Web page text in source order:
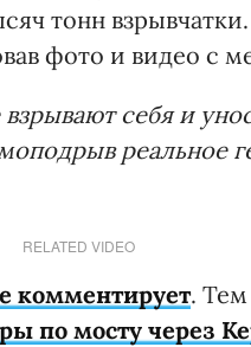
тонн
фото и видео с
себя и
реальное
RELATED VIDEO
комментирует. Тем
по мосту через